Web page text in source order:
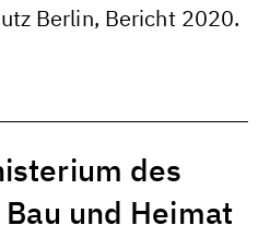
Berlin, Bericht 2020.
des
und Heimat